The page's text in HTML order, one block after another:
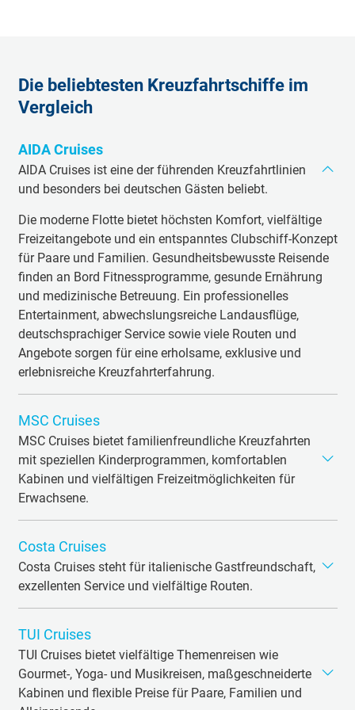
Die beliebtesten Kreuzfahrtschiffe im
Vergleich
AIDA Cruises
AIDA Cruises ist eine der führenden Kreuzfahrtlinien
und besonders bei deutschen Gästen beliebt.
Die moderne Flotte bietet höchsten Komfort, vielfältige
Freizeitangebote und ein entspanntes Clubschiff-Konzept
für Paare und Familien. Gesundheitsbewusste Reisende
finden an Bord Fitnessprogramme, gesunde Ernährung
und medizinische Betreuung. Ein professionelles
Entertainment, abwechslungsreiche Landausflüge,
deutschsprachiger Service sowie viele Routen und
Angebote sorgen für eine erholsame, exklusive und
erlebnisreiche Kreuzfahrterfahrung.
MSC Cruises
MSC Cruises bietet familienfreundliche Kreuzfahrten
mit speziellen Kinderprogrammen, komfortablen
Kabinen und vielfältigen Freizeitmöglichkeiten für
Erwachsene.
innovative, umweltfreundliche Technik. Gäste profitieren
von flexiblen Angeboten, einfachen Abläufen durch
mehrsprachige Reiseleitung und attraktiven Preisen –
eine ideale Wahl für anspruchsvolle, erholungsorientierte
Costa Cruises
Costa Cruises steht für italienische Gastfreundschaft,
exzellenten Service und vielfältige Routen.
bis Suiten und überzeugt durch elegantes Design und
Familienfreundlichkeit. Gäste schätzen Fitness- und
Wellnessangebote sowie frische internationale Küche. Es
gibt abwechslungsreiche Unterhaltung für alle
TUI Cruises
TUI Cruises bietet vielfältige Themenreisen wie
Gourmet-, Yoga- und Musikreisen, maßgeschneiderte
Kabinen und flexible Preise für Paare, Familien und